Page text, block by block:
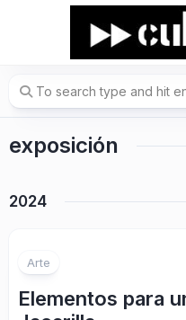
exposición
2024
Arte
Elementos para